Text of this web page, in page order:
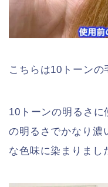
こちらは10トーンの
10トーンの明るさ
の明るさでかなり濃
な色味に染まりまし